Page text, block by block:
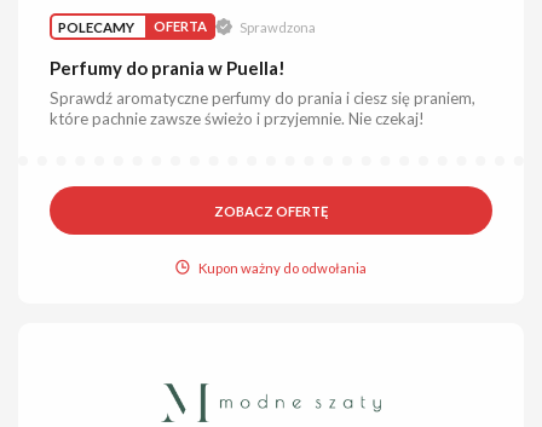
POLECAMY OFERTA Sprawdzona
Perfumy do prania w Puella!
Sprawdź aromatyczne perfumy do prania i ciesz się praniem,
które pachnie zawsze świeżo i przyjemnie. Nie czekaj!
ZOBACZ OFERTĘ
Kupon ważny do odwołania